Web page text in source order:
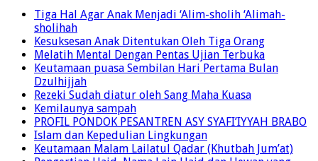
Tiga Hal Agar Anak Menjadi ‘Alim-sholih ‘Alimah-
sholihah
Kesuksesan Anak Ditentukan Oleh Tiga Orang
Melatih Mental Dengan Pentas Ujian Terbuka
Keutamaan puasa Sembilan Hari Pertama Bulan
Dzulhijjah
Rezeki Sudah diatur oleh Sang Maha Kuasa
Kemilaunya sampah
PROFIL PONDOK PESANTREN ASY SYAFI’IYYAH BRABO
Islam dan Kepedulian Lingkungan
Keutamaan Malam Lailatul Qadar (Khutbah Jum’at)